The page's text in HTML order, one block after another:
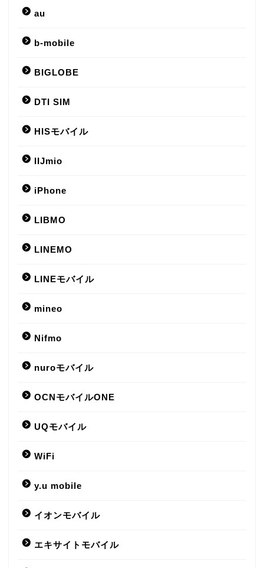
au
b-mobile
BIGLOBE
DTI SIM
HISモバイル
IIJmio
iPhone
LIBMO
LINEMO
LINEモバイル
mineo
Nifmo
nuroモバイル
OCNモバイルONE
UQモバイル
WiFi
y.u mobile
イオンモバイル
エキサイトモバイル